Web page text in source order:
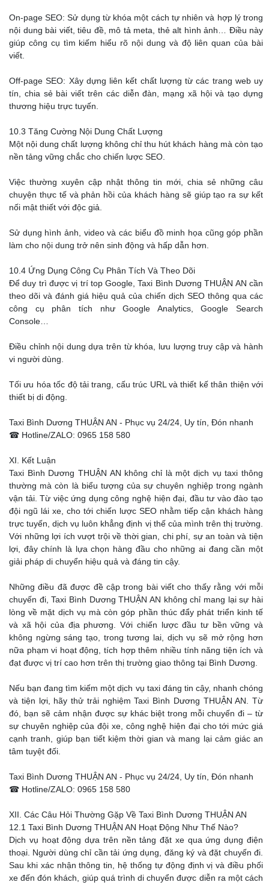
On-page SEO: Sử dụng từ khóa một cách tự nhiên và hợp lý trong
nội dung bài viết, tiêu đề, mô tả meta, thẻ alt hình ảnh… Điều này
giúp công cụ tìm kiếm hiểu rõ nội dung và độ liên quan của bài
viết.
Off-page SEO: Xây dựng liên kết chất lượng từ các trang web uy
tín, chia sẻ bài viết trên các diễn đàn, mạng xã hội và tạo dựng
thương hiệu trực tuyến.
10.3 Tăng Cường Nội Dung Chất Lượng
Một nội dung chất lượng không chỉ thu hút khách hàng mà còn tạo
nền tảng vững chắc cho chiến lược SEO.
Việc thường xuyên cập nhật thông tin mới, chia sẻ những câu
chuyện thực tế và phản hồi của khách hàng sẽ giúp tạo ra sự kết
nối mật thiết với độc giả.
Sử dụng hình ảnh, video và các biểu đồ minh họa cũng góp phần
làm cho nội dung trở nên sinh động và hấp dẫn hơn.
10.4 Ứng Dụng Công Cụ Phân Tích Và Theo Dõi
Để duy trì được vị trí top Google, Taxi Bình Dương THUẬN AN cần
theo dõi và đánh giá hiệu quả của chiến dịch SEO thông qua các
công cụ phân tích như Google Analytics, Google Search
Console…
Điều chỉnh nội dung dựa trên từ khóa, lưu lượng truy cập và hành
vi người dùng.
Tối ưu hóa tốc độ tải trang, cấu trúc URL và thiết kế thân thiện với
thiết bị di động.
Taxi Bình Dương THUẬN AN - Phục vụ 24/24, Uy tín, Đón nhanh
☎ Hotline/ZALO: 0965 158 580
XI. Kết Luận
Taxi Bình Dương THUẬN AN không chỉ là một dịch vụ taxi thông
thường mà còn là biểu tượng của sự chuyên nghiệp trong ngành
vận tải. Từ việc ứng dụng công nghệ hiện đại, đầu tư vào đào tạo
đội ngũ lái xe, cho tới chiến lược SEO nhằm tiếp cận khách hàng
trực tuyến, dịch vụ luôn khẳng định vị thế của mình trên thị trường.
Với những lợi ích vượt trội về thời gian, chi phí, sự an toàn và tiện
lợi, đây chính là lựa chọn hàng đầu cho những ai đang cần một
giải pháp di chuyển hiệu quả và đáng tin cậy.
Những điều đã được đề cập trong bài viết cho thấy rằng với mỗi
chuyến đi, Taxi Bình Dương THUẬN AN không chỉ mang lại sự hài
lòng về mặt dịch vụ mà còn góp phần thúc đẩy phát triển kinh tế
và xã hội của địa phương. Với chiến lược đầu tư bền vững và
không ngừng sáng tạo, trong tương lai, dịch vụ sẽ mở rộng hơn
nữa phạm vi hoạt động, tích hợp thêm nhiều tính năng tiện ích và
đạt được vị trí cao hơn trên thị trường giao thông tại Bình Dương.
Nếu bạn đang tìm kiếm một dịch vụ taxi đáng tin cậy, nhanh chóng
và tiện lợi, hãy thử trải nghiệm Taxi Bình Dương THUẬN AN. Từ
đó, bạn sẽ cảm nhận được sự khác biệt trong mỗi chuyến đi – từ
sự chuyên nghiệp của đội xe, công nghệ hiện đại cho tới mức giá
cạnh tranh, giúp bạn tiết kiệm thời gian và mang lại cảm giác an
tâm tuyệt đối.
Taxi Bình Dương THUẬN AN - Phục vụ 24/24, Uy tín, Đón nhanh
☎ Hotline/ZALO: 0965 158 580
XII. Các Câu Hỏi Thường Gặp Về Taxi Bình Dương THUẬN AN
12.1 Taxi Bình Dương THUẬN AN Hoạt Động Như Thế Nào?
Dịch vụ hoạt động dựa trên nền tảng đặt xe qua ứng dụng điện
thoại. Người dùng chỉ cần tải ứng dụng, đăng ký và đặt chuyến đi.
Sau khi xác nhận thông tin, hệ thống tự động định vị và điều phối
xe đến đón khách, giúp quá trình di chuyển được diễn ra một cách